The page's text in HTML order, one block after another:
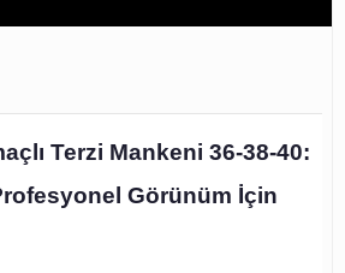
Terzi Mankeni 36-38-40:
Görünüm İçin